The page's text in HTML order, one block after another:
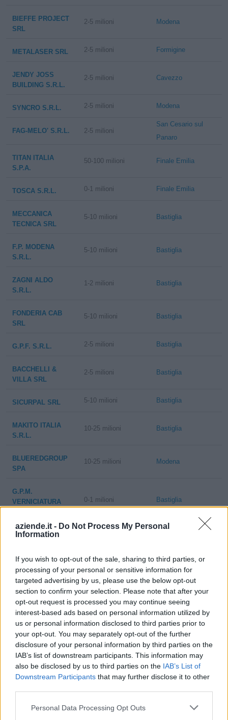
aziende.it - Do Not Process My Personal
Information
If you wish to opt-out of the sale, sharing to third parties, or
processing of your personal or sensitive information for
targeted advertising by us, please use the below opt-out
section to confirm your selection. Please note that after your
opt-out request is processed you may continue seeing
interest-based ads based on personal information utilized by
us or personal information disclosed to third parties prior to
your opt-out. You may separately opt-out of the further
disclosure of your personal information by third parties on the
IAB’s list of downstream participants. This information may
also be disclosed by us to third parties on the IAB’s List of
Downstream Participants that may further disclose it to other
Personal Data Processing Opt Outs
BIEFFE PROJECT
SRL
2-5 milioni Modena
METALASER SRL 2-5 milioni Formigine
JENDY JOSS
BUILDING S.R.L.
2-5 milioni Cavezzo
SYNCRO S.R.L. 2-5 milioni Modena
FAG-MELO' S.R.L. 2-5 milioni
San Cesario sul
Panaro
TITAN ITALIA
S.P.A.
50-100 milioni Finale Emilia
TOSCA S.R.L. 0-1 milioni Finale Emilia
MECCANICA
TECNICA SRL
5-10 milioni Bastiglia
F.P. MODENA
S.R.L.
5-10 milioni Bastiglia
ZAGNI ALDO
S.R.L.
1-2 milioni Bastiglia
FONDERIA CAB
SRL
5-10 milioni Bastiglia
G.P.F. S.R.L. 2-5 milioni Bastiglia
BACCHELLI &
VILLA SRL
2-5 milioni Bastiglia
SICURPAL SRL 5-10 milioni Bastiglia
MAKITO ITALIA
S.R.L.
10-25 milioni Bastiglia
BLUEREDGROUP
SPA
10-25 milioni Modena
G.P.M.
VERNICIATURA
0-1 milioni Bastiglia
NUOVA CAM SRL
COSTRUZIONI
GIOVANNI NERI
SRL
10-25 milioni Bastiglia
1 2 3 4 5
Visualizza tutti i comuni della
provincia di Modena
Bastiglia (91)